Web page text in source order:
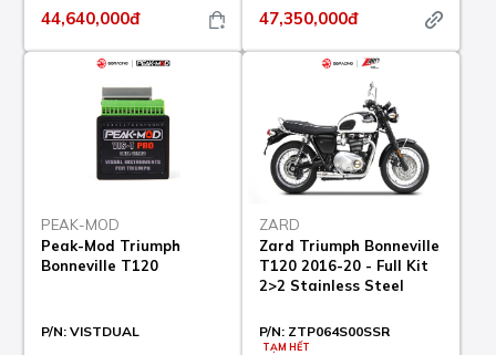
44,640,000đ 47,350,000đ
PEAK-MOD
Peak-Mod Triumph
Bonneville T120
P/N: VISTDUAL
ZARD
Zard Triumph Bonneville
T120 2016-20 - Full Kit
2>2 Stainless Steel
P/N: ZTP064S00SSR
TẠM HẾT